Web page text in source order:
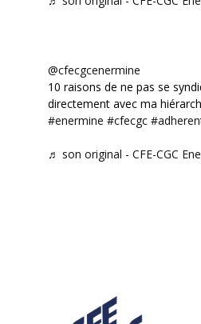
@cfecgcenermine
10 raisons de ne pas se
directement avec ma
#enermine #cfecgc
♬ son original - CFE-CGC